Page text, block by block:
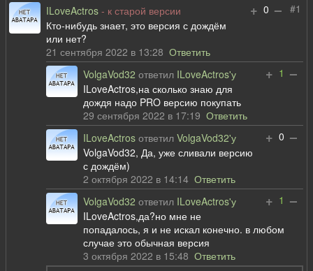
#1
+ 0 –
ILoveActros - к старой версии
Кто-нибудь знает, это версия с дождём
или нет?
21 сентября 2022 в 13:28Ответить
+ 1 –
VolgaVod32 ответил ILoveActros'у
ILoveActros,на сколько знаю для
дождя надо PRO версию покупать
29 сентября 2022 в 17:19Ответить
+ 0 –
ILoveActros ответилVolgaVod32'у
VolgaVod32, Да, уже сливали версию
с дождём)
2 октября 2022 в 14:14Ответить
+ 1 –
VolgaVod32 ответил ILoveActros'у
ILoveActros,да?но мне не
попадалось, я и не искал конечно. в любом
случае это обычная версия
3 октября 2022 в 15:48Ответить